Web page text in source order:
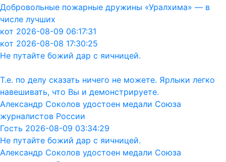
Добровольные пожарные дружины «Уралхима» — в
числе лучших
кот 2026-08-09 06:17:31
кот 2026-08-08 17:30:25
Не путайте божий дар с яичницей.
Т.е. по делу сказать ничего не можете. Ярлыки легко
навешивать, что Вы и демонстрируете.
Александр Соколов удостоен медали Союза
журналистов России
Гость 2026-08-09 03:34:29
Не путайте божий дар с яичницей.
Александр Соколов удостоен медали Союза